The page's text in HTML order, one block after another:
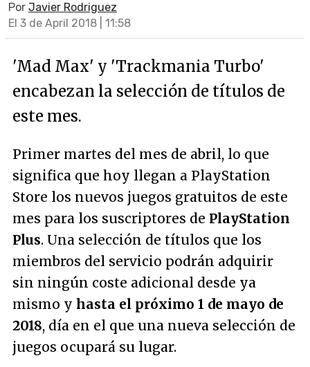
Por Javier Rodriguez
El 3 de April 2018 | 11:58
'Mad Max' y 'Trackmania Turbo'
encabezan la selección de títulos de
este mes.
Primer martes del mes de abril, lo que
significa que hoy llegan a PlayStation
Store los nuevos juegos gratuitos de este
mes para los suscriptores de PlayStation
Plus. Una selección de títulos que los
miembros del servicio podrán adquirir
sin ningún coste adicional desde ya
mismo y hasta el próximo 1 de mayo de
2018, día en el que una nueva selección de
juegos ocupará su lugar.